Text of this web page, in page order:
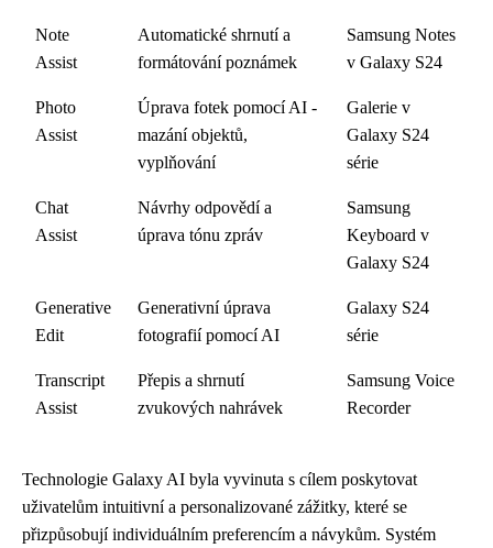
Note
Assist
Automatické shrnutí a
formátování poznámek
Samsung Notes
v Galaxy S24
Photo
Assist
Úprava fotek pomocí AI -
mazání objektů,
vyplňování
Galerie v
Galaxy S24
série
Chat
Assist
Návrhy odpovědí a
úprava tónu zpráv
Samsung
Keyboard v
Galaxy S24
Generative
Edit
Generativní úprava
fotografií pomocí AI
Galaxy S24
série
Transcript
Assist
Přepis a shrnutí
zvukových nahrávek
Samsung Voice
Recorder
Technologie Galaxy AI byla vyvinuta s cílem poskytovat
uživatelům intuitivní a personalizované zážitky, které se
přizpůsobují individuálním preferencím a návykům. Systém